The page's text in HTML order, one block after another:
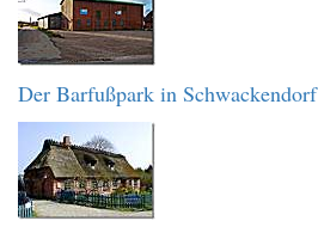
Der Barfußpark in Schwackendorf